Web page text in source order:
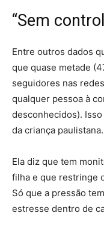
“Sem
Entre outros dados
que quase metade
seguidores nas
qualquer pessoa à
desconhecidos).
da criança paulistana.
Ela diz que tem
filha e que restringe
Só que a pressão
estresse dentro de